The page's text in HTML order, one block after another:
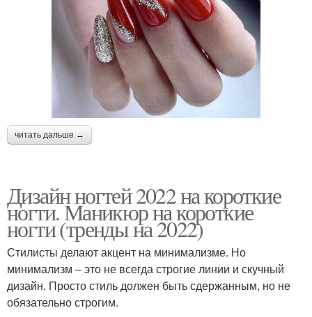
читать дальше →
Дизайн ногтей 2022 на короткие
ногти. Маникюр на короткие
ногти (тренды на 2022)
Стилисты делают акцент на минимализме. Но
минимализм – это не всегда строгие линии и скучный
дизайн. Просто стиль должен быть сдержанным, но не
обязательно строгим.